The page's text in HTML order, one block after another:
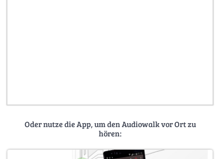
Oder nutze die App, um den Audiowalk vor Ort zu
hören: